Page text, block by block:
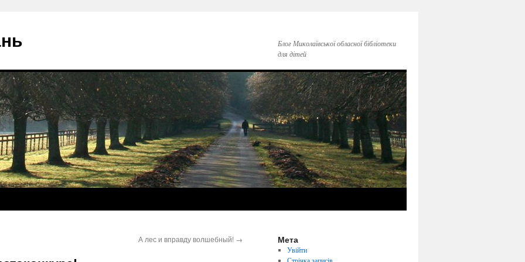
Блог Миколаївської обласної бібліотеки
для дітей
А лес и вправду волшебный! → Мета
Увійти